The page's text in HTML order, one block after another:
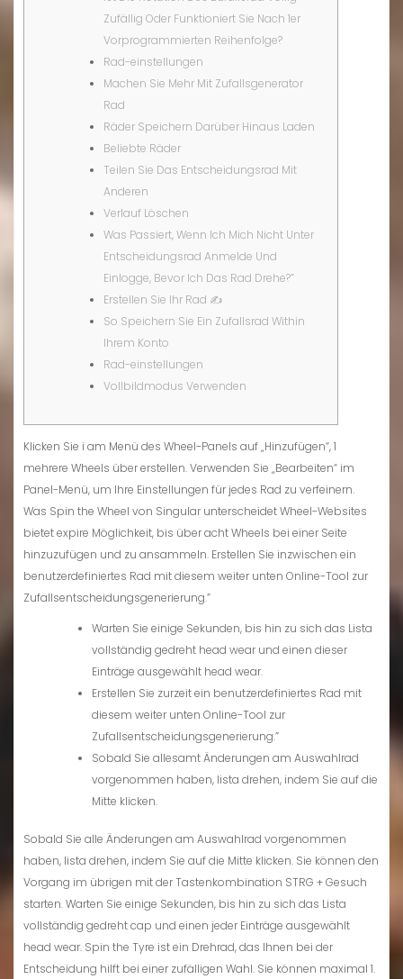
Zufällig Oder Funktioniert Sie Nach 1er
Vorprogrammierten Reihenfolge?
Rad-einstellungen
Machen Sie Mehr Mit Zufallsgenerator
Rad
Räder Speichern Darüber Hinaus Laden
Beliebte Räder
Teilen Sie Das Entscheidungsrad Mit
Anderen
Verlauf Löschen
Was Passiert, Wenn Ich Mich Nicht Unter
Entscheidungsrad Anmelde Und
Einlogge, Bevor Ich Das Rad Drehe?”
Erstellen Sie Ihr Rad ✍️
So Speichern Sie Ein Zufallsrad Within
Ihrem Konto
Rad-einstellungen
Vollbildmodus Verwenden
Klicken Sie i am Menü des Wheel-Panels auf „Hinzufügen“, 1
mehrere Wheels über erstellen. Verwenden Sie „Bearbeiten“ im
Panel-Menü, um Ihre Einstellungen für jedes Rad zu verfeinern.
Was Spin the Wheel von Singular unterscheidet Wheel-Websites
bietet expire Möglichkeit, bis über acht Wheels bei einer Seite
hinzuzufügen und zu ansammeln. Erstellen Sie inzwischen ein
benutzerdefiniertes Rad mit diesem weiter unten Online-Tool zur
Zufallsentscheidungsgenerierung.”
Warten Sie einige Sekunden, bis hin zu sich das Lista
vollständig gedreht head wear und einen dieser
Einträge ausgewählt head wear.
Erstellen Sie zurzeit ein benutzerdefiniertes Rad mit
diesem weiter unten Online-Tool zur
Zufallsentscheidungsgenerierung.”
Sobald Sie allesamt Änderungen am Auswahlrad
vorgenommen haben, lista drehen, indem Sie auf die
Mitte klicken.
Sobald Sie alle Änderungen am Auswahlrad vorgenommen
haben, lista drehen, indem Sie auf die Mitte klicken. Sie können den
Vorgang im übrigen mit der Tastenkombination STRG + Gesuch
starten. Warten Sie einige Sekunden, bis hin zu sich das Lista
vollständig gedreht cap und einen jeder Einträge ausgewählt
head wear. Spin the Tyre ist ein Drehrad, das Ihnen bei der
Entscheidung hilft bei einer zufälligen Wahl. Sie können maximal 1.